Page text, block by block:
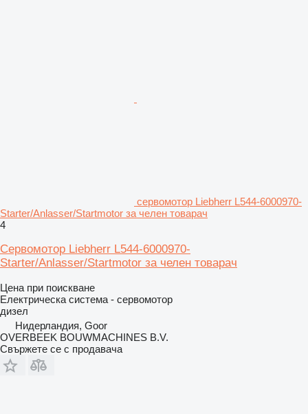
сервомотор Liebherr L544-6000970-
Starter/Anlasser/Startmotor за челен товарач
4
Сервомотор Liebherr L544-6000970-
Starter/Anlasser/Startmotor за челен товарач
Цена при поискване
Електрическа система - сервомотор
дизел
Нидерландия, Goor
OVERBEEK BOUWMACHINES B.V.
Свържете се с продавача